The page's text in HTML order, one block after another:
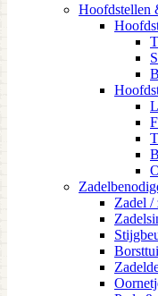
Hoofdstellen
Zadel /